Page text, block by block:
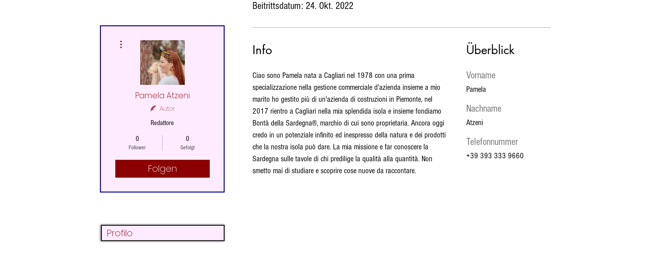
Beitrittsdatum: 24. Okt. 2022
Info
Ciao sono Pamela nata a Cagliari nel 1978 con una prima
specializzazione nella gestione commerciale d'azienda insieme a mio
marito ho gestito più di un'azienda di costruzioni in Piemonte, nel
2017 rientro a Cagliari nella mia splendida isola e insieme fondiamo
Bontà della Sardegna®, marchio di cui sono proprietaria. Ancora oggi
credo in un potenziale infinito ed inespresso della natura e dei prodotti
che la nostra isola può dare. La mia missione e far conoscere la
Sardegna sulle tavole di chi predilige la qualità alla quantità. Non
smetto mai di studiare e scoprire cose nuove da raccontare.
Überblick
Vorname
Pamela
Nachname
Atzeni
Telefonnummer
+39 393 333 9660
Pamela Atzeni
Autor
Redattore
0
Follower
0
Gefolgt
Folgen
Profilo